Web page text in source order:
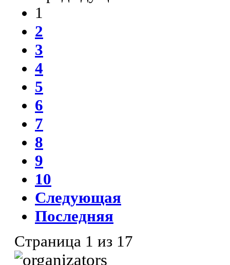
1
2
3
4
5
6
7
8
9
10
Следующая
Последняя
Страница 1 из 17